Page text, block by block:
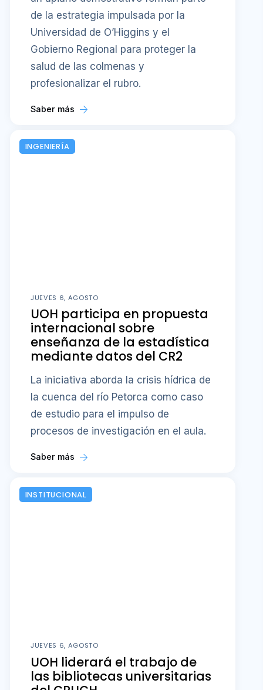
de la estrategia impulsada por la
Universidad de O’Higgins y el
Gobierno Regional para proteger la
salud de las colmenas y
profesionalizar el rubro.
Saber más
INGENIERÍA
JUEVES 6, AGOSTO
UOH participa en propuesta
internacional sobre
enseñanza de la estadística
mediante datos del CR2
La iniciativa aborda la crisis hídrica de
la cuenca del río Petorca como caso
de estudio para el impulso de
procesos de investigación en el aula.
Saber más
INSTITUCIONAL
JUEVES 6, AGOSTO
UOH liderará el trabajo de
las bibliotecas universitarias